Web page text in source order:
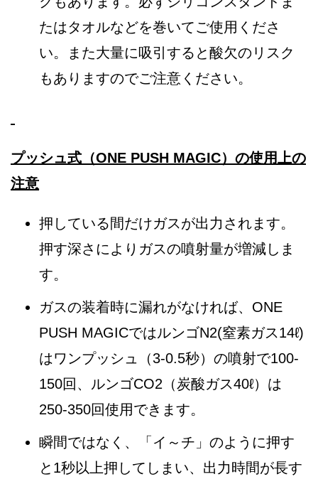
たはタオルなどを巻いてご使用くださ
い。また大量に吸引すると酸欠のリスク
もありますのでご注意ください。
プッシュ式（ONE PUSH MAGIC）の使用上の
注意
押している間だけガスが出力されます。
押す深さによりガスの噴射量が増減しま
す。
ガスの装着時に漏れがなければ、ONE
PUSH MAGICではルンゴN2(窒素ガス14ℓ)
はワンプッシュ（3-0.5秒）の噴射で100-
150回、ルンゴCO2（炭酸ガス40ℓ）は
250-350回使用できます。
瞬間ではなく、「イ～チ」のように押す
と1秒以上押してしまい、出力時間が長す